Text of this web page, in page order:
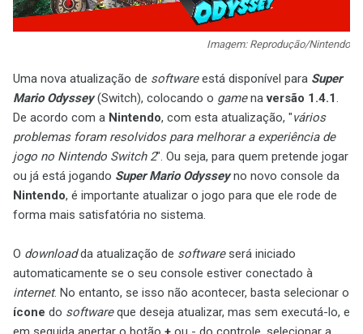
Imagem: Reprodução/Nintendo
Uma nova atualização de softwareestá disponível para Super
Mario Odyssey(Switch), colocando o gamenaversão 1.4.1.
De acordo com a Nintendo, com esta atualização, "vários
problemas foram resolvidos para melhorar a experiência de
jogo no Nintendo Switch 2". Ou seja, para quem pretende jogar
ou já está jogando Super Mario Odysseyno novo console da
Nintendo, é importante atualizar o jogo para que ele rode de
forma mais satisfatória no sistema.
O downloadda atualização de softwareserá iniciado
automaticamente se o seu console estiver conectado à
internet. No entanto, se isso não acontecer, basta selecionar o
ícone do softwareque deseja atualizar, mas sem executá-lo, e